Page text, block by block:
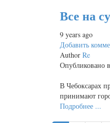
Все на
9 years ago
Добавить
Author Re
Опубликовано в
В Чебоксарах
принимают
Подробнее ...